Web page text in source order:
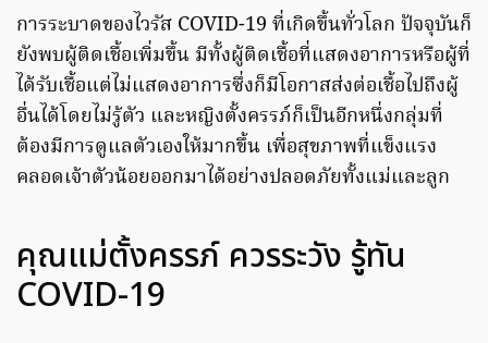
การระบาดของไวรัส COVID-19 ที่เกิดขึ้นทั่วโลก ปัจจุบันก็
ยังพบผู้ติดเชื้อเพิ่มขึ้น มีทั้งผู้ติดเชื้อที่แสดงอาการหรือผู้ที่
ได้รับเชื้อแต่ไม่แสดงอาการซึ่งก็มีโอกาสส่งต่อเชื้อไปถึงผู้
อื่นได้โดยไม่รู้ตัว และหญิงตั้งครรภ์ก็เป็นอีกหนึ่งกลุ่มที่
ต้องมีการดูแลตัวเองให้มากขึ้น เพื่อสุขภาพที่แข็งแรง
คลอดเจ้าตัวน้อยออกมาได้อย่างปลอดภัยทั้งแม่และลูก
คุณแม่ตั้งครรภ์ ควรระวัง รู้ทัน
COVID-19